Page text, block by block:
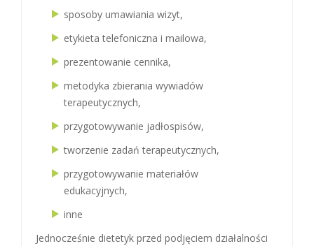
sposoby umawiania wizyt,
etykieta telefoniczna i mailowa,
prezentowanie cennika,
metodyka zbierania wywiadów
terapeutycznych,
przygotowywanie jadłospisów,
tworzenie zadań terapeutycznych,
przygotowywanie materiałów
edukacyjnych,
inne
Jednocześnie dietetyk przed podjęciem działalności